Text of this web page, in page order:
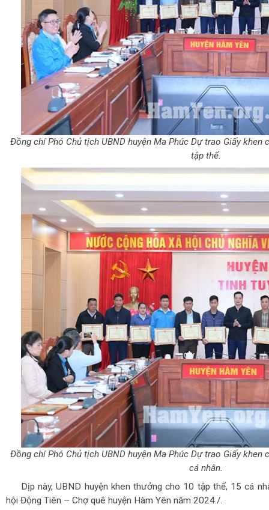
Đồng chí Phó Chủ tịch UBND huyện Ma Phúc Dự trao Giấy khen
tập thể.
Đồng chí Phó Chủ tịch UBND huyện Ma Phúc Dự trao Giấy khen
cá nhân.
Dịp này, UBND huyện khen thưởng cho 10 tập thể, 15 cá
hội Động Tiên – Chợ quê huyện Hàm Yên năm 2024./.